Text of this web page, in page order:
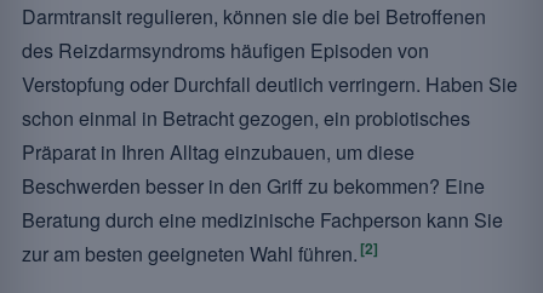
Darmtransit regulieren, können sie die bei Betroffenen
des Reizdarmsyndroms häufigen Episoden von
Verstopfung oder Durchfall deutlich verringern. Haben Sie
schon einmal in Betracht gezogen, ein probiotisches
Präparat in Ihren Alltag einzubauen, um diese
Beschwerden besser in den Griff zu bekommen? Eine
Beratung durch eine medizinische Fachperson kann Sie
zur am besten geeigneten Wahl führen. [2]